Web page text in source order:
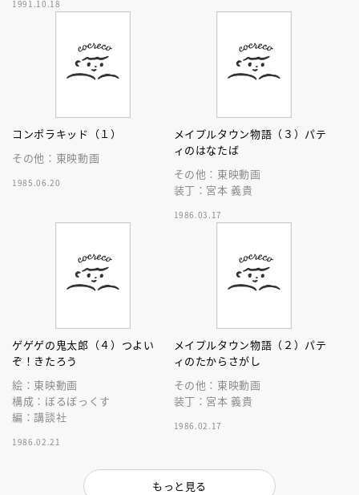
1991.10.18
コンポラキッド（１）
その他：東映動画
1985.06.20
メイプルタウン物語（３）パテ
ィのはなたば
その他：東映動画
装丁：宮本 義貴
1986.03.17
ゲゲゲの鬼太郎（４）つよい
ぞ！きたろう
絵：東映動画
構成：ぼるぼっくす
編：講談社
1986.02.21
メイプルタウン物語（２）パテ
ィのたからさがし
その他：東映動画
装丁：宮本 義貴
1986.02.17
もっと見る